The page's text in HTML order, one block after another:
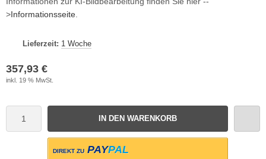
>Informationsseite
Lieferzeit: 1 Woche
357,93 €
inkl. 19 % MwSt.
IN DEN WARENKORB
DIREKT ZU PAYPAL